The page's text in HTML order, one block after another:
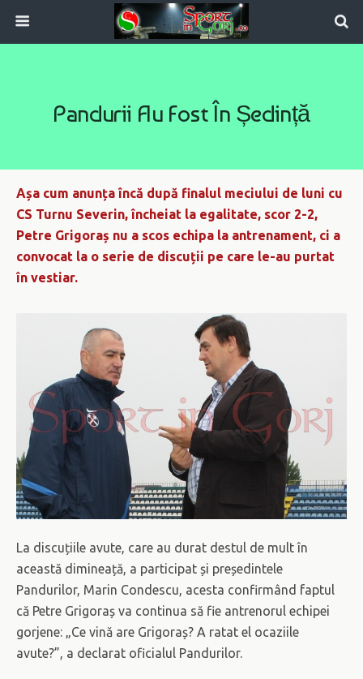
Pandurii Au Fost În Ședință
Așa cum anunța încă după finalul meciului de luni cu
CS Turnu Severin, încheiat la egalitate, scor 2-2,
Petre Grigoraș nu a scos echipa la antrenament, ci a
convocat la o serie de discuții pe care le-au purtat
în vestiar.
La discuțiile avute, care au durat destul de mult în
această dimineață, a participat și președintele
Pandurilor, Marin Condescu, acesta confirmând faptul
că Petre Grigoraș va continua să fie antrenorul echipei
gorjene: „Ce vină are Grigoraș? A ratat el ocaziile
avute?”, a declarat oficialul Pandurilor.